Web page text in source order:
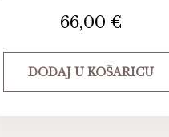
66,00 €
DODAJ U KOŠARICU